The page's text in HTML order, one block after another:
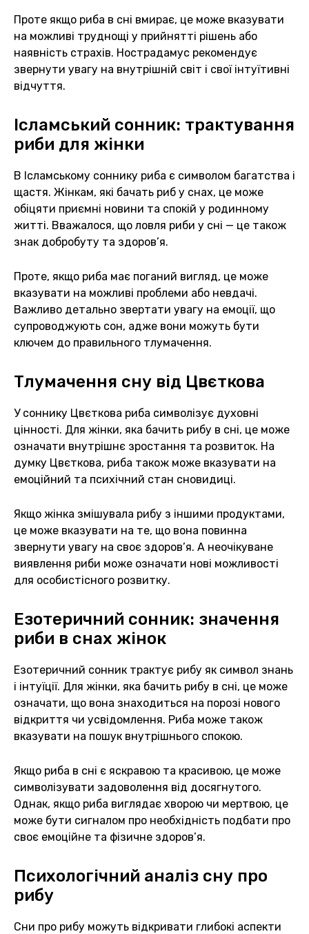
Проте якщо риба в сні вмирає, це може вказувати
на можливі труднощі у прийнятті рішень або
наявність страхів. Нострадамус рекомендує
звернути увагу на внутрішній світ і свої інтуїтивні
відчуття.
Ісламський сонник: трактування
риби для жінки
В Ісламському соннику риба є символом багатства і
щастя. Жінкам, які бачать риб у снах, це може
обіцяти приємні новини та спокій у родинному
житті. Вважалося, що ловля риби у сні — це також
знак добробуту та здоров’я.
Проте, якщо риба має поганий вигляд, це може
вказувати на можливі проблеми або невдачі.
Важливо детально звертати увагу на емоції, що
супроводжують сон, адже вони можуть бути
ключем до правильного тлумачення.
Тлумачення сну від Цвєткова
У соннику Цвєткова риба символізує духовні
цінності. Для жінки, яка бачить рибу в сні, це може
означати внутрішнє зростання та розвиток. На
думку Цвєткова, риба також може вказувати на
емоційний та психічний стан сновидиці.
Якщо жінка змішувала рибу з іншими продуктами,
це може вказувати на те, що вона повинна
звернути увагу на своє здоров’я. А неочікуване
виявлення риби може означати нові можливості
для особистісного розвитку.
Езотеричний сонник: значення
риби в снах жінок
Езотеричний сонник трактує рибу як символ знань
і інтуїції. Для жінки, яка бачить рибу в сні, це може
означати, що вона знаходиться на порозі нового
відкриття чи усвідомлення. Риба може також
вказувати на пошук внутрішнього спокою.
Якщо риба в сні є яскравою та красивою, це може
символізувати задоволення від досягнутого.
Однак, якщо риба виглядає хворою чи мертвою, це
може бути сигналом про необхідність подбати про
своє емоційне та фізичне здоров’я.
Психологічний аналіз сну про
рибу
Сни про рибу можуть відкривати глибокі аспекти